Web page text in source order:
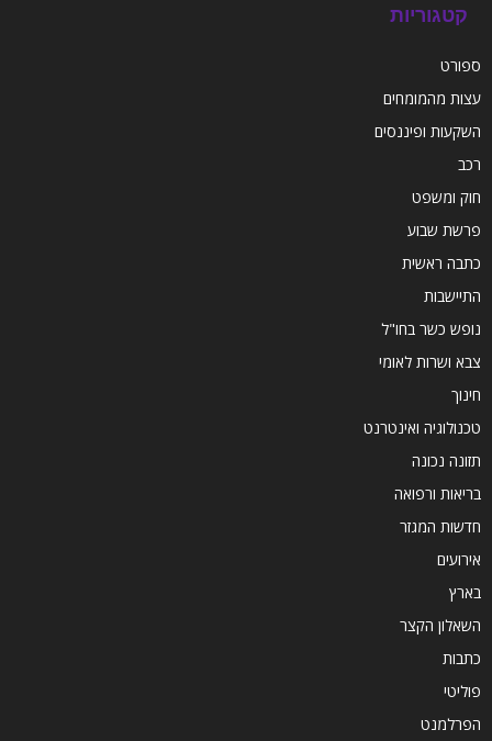
קטגוריות
ספורט
עצות מהמומחים
השקעות ופיננסים
רכב
חוק ומשפט
פרשת שבוע
כתבה ראשית
התיישבות
נופש כשר בחו"ל
צבא ושרות לאומי
חינוך
טכנולוגיה ואינטרנט
תזונה נכונה
בריאות ורפואה
חדשות המגזר
אירועים
בארץ
השאלון הקצר
כתבות
פוליטי
הפרלמנט